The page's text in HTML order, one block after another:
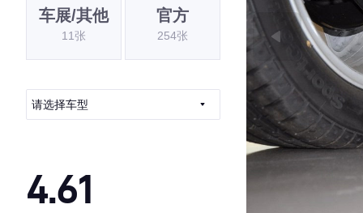
车展/其他
11张
官方
254张
请选择车型
4.61